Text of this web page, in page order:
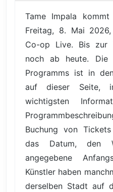
Tame Impala
Freitag, 8. Mai
Co-op Live. Bis zur
noch ab heute. Die
Programms ist in
auf dieser Seite,
wichtigsten
Buchung von
das Datum, den
angegebene
Künstler haben
derselben Stadt auf